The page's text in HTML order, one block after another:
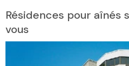
Résidences pour aînés
vous